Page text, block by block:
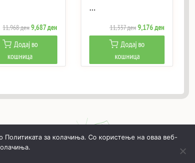
11,968денOriginal
price
was:
11,968 ден.
9,687ден
price
Додај во
кошница
…
11,337денOriginal
price
was:
11,337 ден.
9,176денCurrent
price
Додај во
кошница
за колачиња. Со користење на оваа веб-